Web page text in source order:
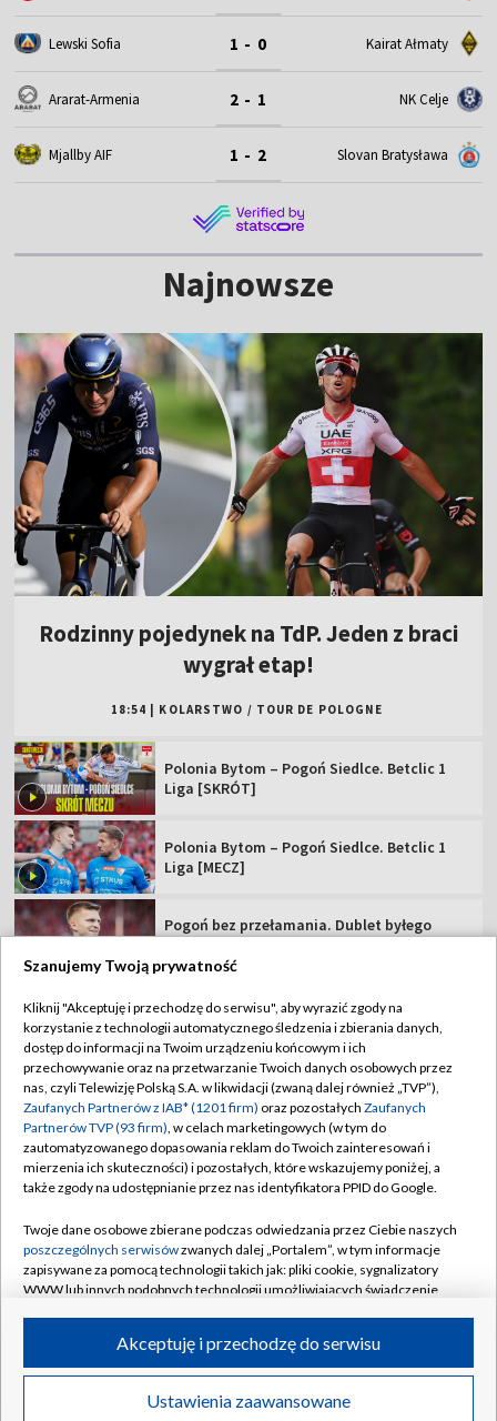
Transmisje Wideo
Lewski Sofia 1 - 0 Kairat Ałmaty
Ararat-Armenia 2 - 1 NK Celje
Mjallby AIF 1 - 2 Slovan Bratysława
Najnowsze
Rodzinny pojedynek na TdP. Jeden z braci
wygrał etap!
18:54 KOLARSTWO / TOUR DE POLOGNE
Polonia Bytom – Pogoń Siedlce. Betclic 1
Liga [SKRÓT]
Polonia Bytom – Pogoń Siedlce. Betclic 1
Liga [MECZ]
Pogoń bez przełamania. Dublet byłego
Polka z tytułem rangi WTA! Trzeci rok z
rzędu
Posłuchał rad Rafała Majki i... wygrał etap
TdP
Rewanż Świątek za Roland Garros. "Jestem
ciekawa, co Iga zmieni"
TVP
Abonament TVP
Sklep TVP
Biuro Reklamy
Regulamin TVP
Polityka prywatności
Moje zgody
Szanujemy Twoją prywatność
Kliknij "Akceptuję i przechodzę do serwisu", aby wyrazić zgody na
korzystanie z technologii automatycznego śledzenia i zbierania danych,
dostęp do informacji na Twoim urządzeniu końcowym i ich
przechowywanie oraz na przetwarzanie Twoich danych osobowych przez
nas, czyli Telewizję Polską S.A. w likwidacji (zwaną dalej również „TVP”),
Zaufanych Partnerów z IAB* (1201 firm) oraz pozostałych Zaufanych
Partnerów TVP (93 firm), w celach marketingowych (w tym do
zautomatyzowanego dopasowania reklam do Twoich zainteresowań i
mierzenia ich skuteczności) i pozostałych, które wskazujemy poniżej, a
także zgody na udostępnianie przez nas identyfikatora PPID do Google.
Twoje dane osobowe zbierane podczas odwiedzania przez Ciebie naszych
poszczególnych serwisówzwanych dalej „Portalem”, w tym informacje
zapisywane za pomocą technologii takich jak: pliki cookie, sygnalizatory
WWW lub innych podobnych technologii umożliwiających świadczenie
ruchu w Internecie.
Twoje dane osobowe zbierane podczas odwiedzania przez Ciebie
poszczególnych serwisówna Portalu, takie jak adresy IP, identyfikatory
Ustawienia zaawansowane
Akceptuję i przechodzę do serwisu